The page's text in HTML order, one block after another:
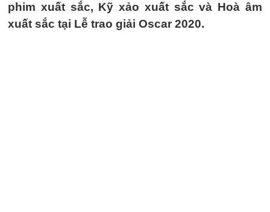
phim xuất sắc, Kỹ xảo xuất sắc và Hoà âm
xuất sắc tại Lễ trao giải Oscar 2020.